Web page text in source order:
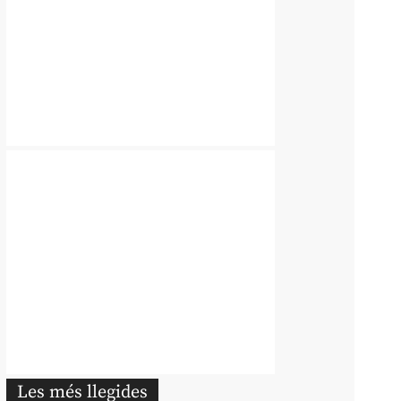
Les més llegides